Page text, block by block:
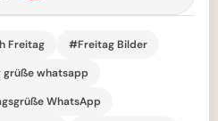
Freitag
#Freitag Bilder
whatsapp
WhatsApp